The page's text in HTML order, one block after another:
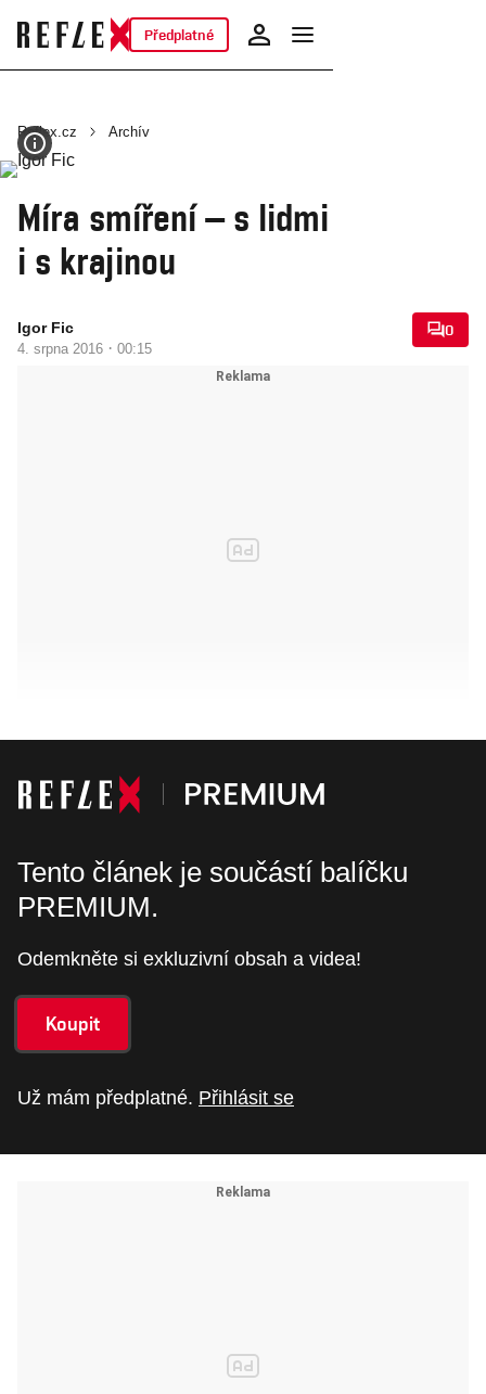
Předplatné
Reflex.cz Archív
Míra smíření – s lidmi
i s krajinou
Igor Fic
4. srpna 2016 · 00:15
0
Tento článek je součástí balíčku
PREMIUM.
Odemkněte si exkluzivní obsah a videa!
Koupit
Už mám předplatné. Přihlásit se